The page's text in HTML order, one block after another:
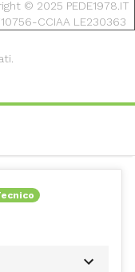
© 2025 PEDE1978.IT
CCIAA LE230363